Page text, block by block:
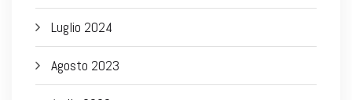
Luglio 2024
Agosto 2023